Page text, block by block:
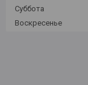
Суббота
Воскресенье